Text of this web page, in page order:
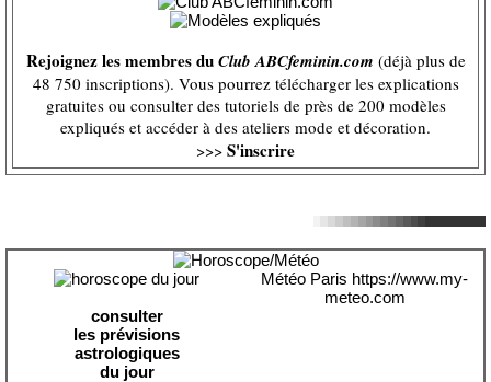
Rejoignez les membres duClub ABCfeminin.com (déjà plus de
48 750 inscriptions). Vous pourrez télécharger les explications
gratuites ou consulter des tutoriels de près de 200 modèles
expliqués et accéder à des ateliers mode et décoration.
>>> S'inscrire
consulter
les prévisions
astrologiques
du jour
Météo Paris https://www.my-
meteo.com